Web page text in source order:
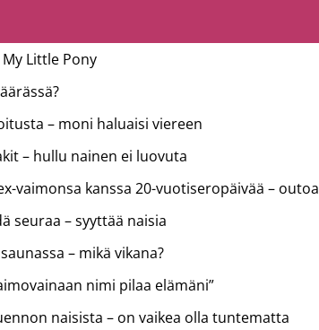
Little Pony
– moni haluaisi viereen
– hullu nainen ei luovuta
vaimonsa kanssa 20-vuotiseropäivää – outoa
seuraa – syyttää naisia
– mikä vikana?
nimi pilaa elämäni”
naisista – on vaikea olla tuntematta